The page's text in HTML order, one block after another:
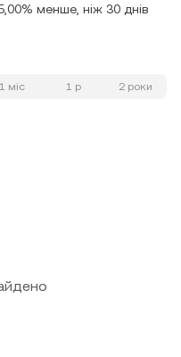
менше, ніж 30 днів
1 міс 1 р 2 роки